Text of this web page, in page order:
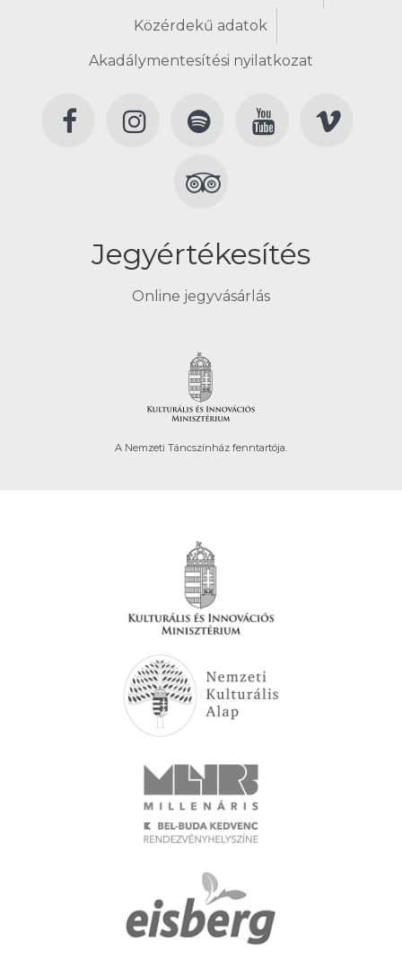
Közérdekű adatok
Akadálymentesítési nyilatkozat
Jegyértékesítés
Online jegyvásárlás
A Nemzeti Táncszínház fenntartója.